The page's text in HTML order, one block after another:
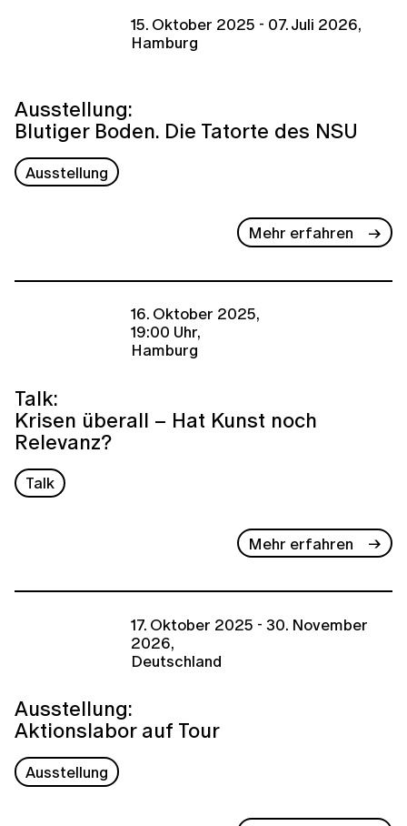
15. Oktober 2025 - 07. Juli 2026,
Hamburg
Ausstellung:
Blutiger Boden. Die Tatorte des NSU
Ausstellung
Mehr erfahren
16. Oktober 2025,
19:00 Uhr,
Hamburg
Talk:
Krisen überall – Hat Kunst noch
Relevanz?
Talk
Mehr erfahren
17. Oktober 2025 - 30. November
2026,
Deutschland
Ausstellung:
Aktionslabor auf Tour
Ausstellung